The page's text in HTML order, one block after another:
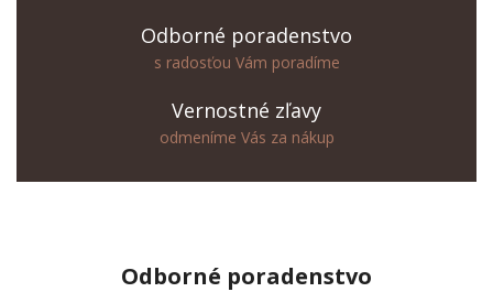
Odborné poradenstvo
s radosťou Vám poradíme
Vernostné zľavy
odmeníme Vás za nákup
Odborné poradenstvo